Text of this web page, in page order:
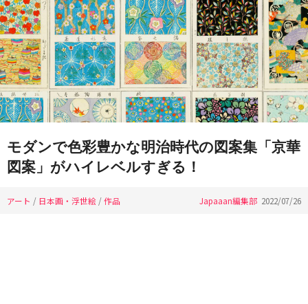
モダンで色彩豊かな明治時代の図案集「京華
図案」がハイレベルすぎる！
アート / 日本画・浮世絵 /作品 Japaaan編集部 2022/07/26